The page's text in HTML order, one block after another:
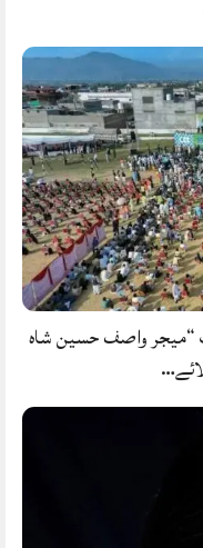
اب “میجر واصف حسین شاہ